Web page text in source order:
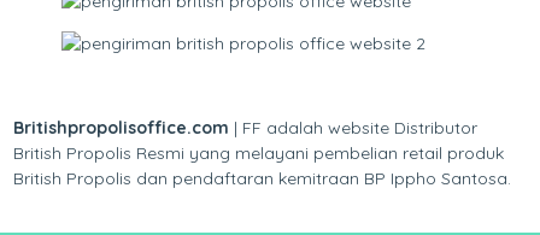
Britishpropolisoffice.com | FF adalah website Distributor
British Propolis Resmi yang melayani pembelian retail produk
British Propolis dan pendaftaran kemitraan BP Ippho Santosa.